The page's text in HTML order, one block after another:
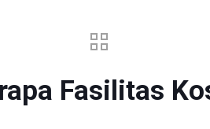
Fasilitas